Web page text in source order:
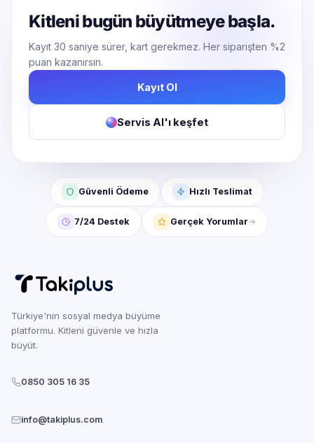
Kitleni bugün büyütmeye başla.
Kayıt 30 saniye sürer, kart gerekmez. Her siparişten %2
puan kazanırsın.
Kayıt Ol
Servis AI'ı keşfet
Güvenli Ödeme Hızlı Teslimat
7/24 Destek Gerçek Yorumlar
Türkiye'nin sosyal medya büyüme
platformu. Kitleni güvenle ve hızla
büyüt.
0850 305 16 35
info@takiplus.com